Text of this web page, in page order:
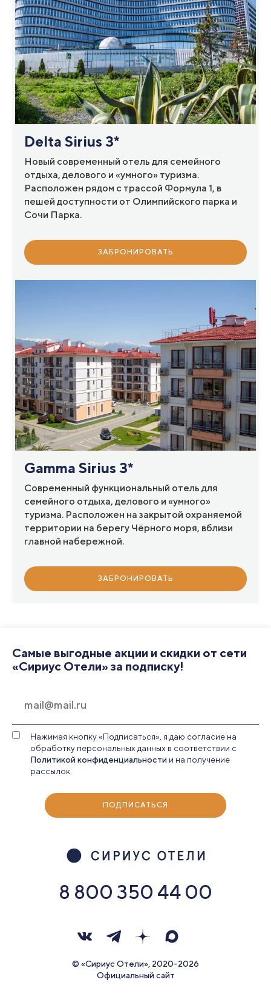
Delta Sirius 3*
Новый современный отель для семейного
отдыха, делового и «умного» туризма.
Расположен рядом с трассой Формула 1, в
пешей доступности от Олимпийского парка и
Сочи Парка.
ЗАБРОНИРОВАТЬ
Gamma Sirius 3*
Современный функциональный отель для
семейного отдыха, делового и «умного»
туризма. Расположен на закрытой охраняемой
территории на берегу Чёрного моря, вблизи
главной набережной.
ЗАБРОНИРОВАТЬ
8 800 350 44 00
© «Сириус Отели», 2020-2026
Официальный сайт
Самые выгодные акции и скидки от сети
«Сириус Отели» за подписку!
Нажимая кнопку «Подписаться», я даю согласие на
обработку персональных данных в соответствии с
Политикой конфиденциальности и на получение
рассылок.
ПОДПИСАТЬСЯ